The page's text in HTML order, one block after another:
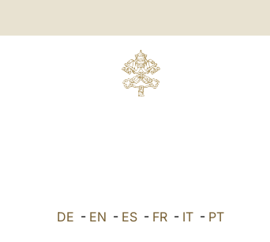
DE - EN - ES - FR - IT - PT